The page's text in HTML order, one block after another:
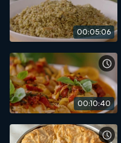
00:05:06
00:10:40